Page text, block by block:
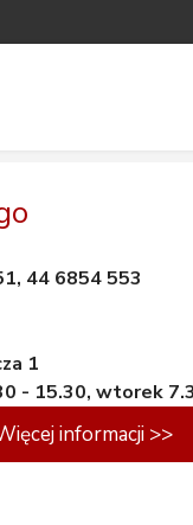
44 6854 553
1
- 15.30, wtorek
informacji >>